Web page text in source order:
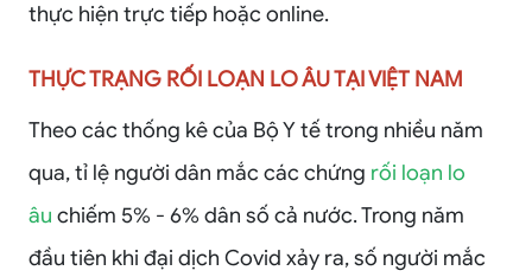
thực hiện trực tiếp hoặc online.
THỰC TRẠNG RỐI LOẠN LO ÂU TẠI VIỆT NAM
Theo các thống kê của Bộ Y tế trong nhiều năm
qua, tỉ lệ người dân mắc các chứng rối loạn lo
âu chiếm 5% - 6% dân số cả nước. Trong năm
đầu tiên khi đại dịch Covid xảy ra, số người mắc